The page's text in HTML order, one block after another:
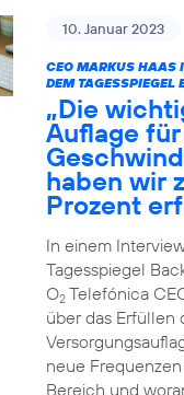
10. Januar 2023
CEO MARKUS HAAS
DEM TAGESSPIEGEL
„Die
Auflage
haben wir
Prozent
In einem
Tagesspiegel
O2Telefónica
über das Erfüllen
neue
Bereich und